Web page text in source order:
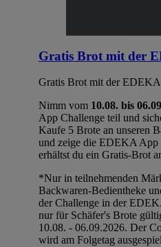
Gratis Brot mit der
Gratis Brot mit der
Nimm vom 10.08. bis
App Challenge teil und
Kaufe 5 Brote an unseren
und zeige die EDEKA App
erhältst du ein Gratis-Brot
*Nur in teilnehmenden
Backwaren-Bedientheke
der Challenge in der
nur für Schäfer's Brote
10.08. - 06.09.2026. Der
wird am Folgetag